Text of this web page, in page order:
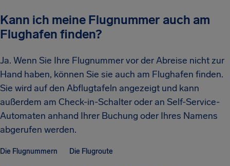
Kann ich meine Flugnummer auch am
Flughafen finden?
Ja. Wenn Sie Ihre Flugnummer vor der Abreise nicht zur
Hand haben, können Sie sie auch am Flughafen finden.
Sie wird auf den Abflugtafeln angezeigt und kann
außerdem am Check-in-Schalter oder an Self-Service-
Automaten anhand Ihrer Buchung oder Ihres Namens
abgerufen werden.
Die Flugnummern Die Flugroute